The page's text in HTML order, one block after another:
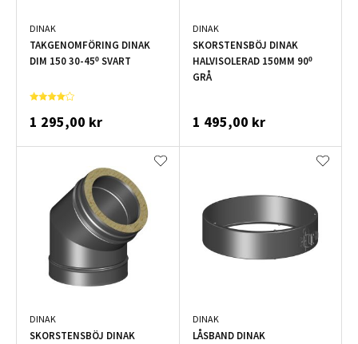
DINAK
TAKGENOMFÖRING DINAK
DIM 150 30-45º SVART
1 295,00 kr
DINAK
SKORSTENSBÖJ DINAK
HALVISOLERAD 150MM 90º
GRÅ
1 495,00 kr
DINAK
SKORSTENSBÖJ DINAK
DINAK
LÅSBAND DINAK